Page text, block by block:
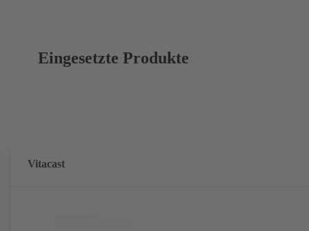
Eingesetzte Produkte
Vitacast